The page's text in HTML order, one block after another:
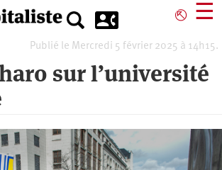
⎋ ☰
Publié le Mercredi 5 février 2025 à 14h15.
sur l’université